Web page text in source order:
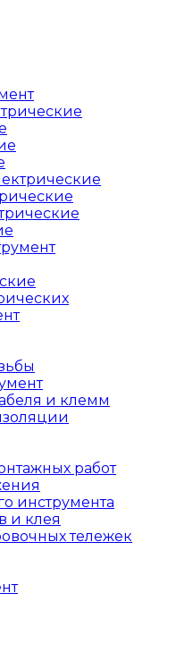
и клемм
работ
инструмента
и клея
тележек